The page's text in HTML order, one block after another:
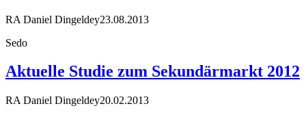
RA Daniel Dingeldey23.08.2013
Sedo
Aktuelle Studie zum Sekundärmarkt 2012
RA Daniel Dingeldey20.02.2013